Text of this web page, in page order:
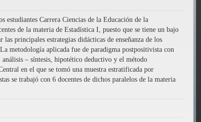
estudiantes Carrera Ciencias de la Educación de la
de la materia de Estadística I, puesto que se tiene un bajo
principales estrategias didácticas de enseñanza de los
metodología aplicada fue de paradigma postpositivista con
– síntesis, hipotético deductivo y el método
en el que se tomó una muestra estratificada por
se trabajó con 6 docentes de dichos paralelos de la materia